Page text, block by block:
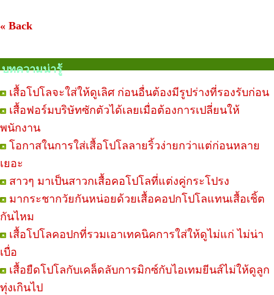
« Back
บทความน่ารู้
เสื้อโปโลจะใส่ให้ดูเลิศ ก่อนอื่นต้องมีรูปร่างที่รองรับก่อน
เสื้อฟอร์มบริษัทซักตัวได้เลยเมื่อต้องการเปลี่ยนให้
พนักงาน
โอกาสในการใส่เสื้อโปโลลายริ้วง่ายกว่าแต่ก่อนหลาย
เยอะ
สาวๆ มาเป็นสาวกเสื้อคอโปโลที่แต่งคู่กระโปรง
มากระชากวัยกันหน่อยด้วยเสื้อคอปกโปโลแทนเสื้อเชิ้ต
กันไหม
เสื้อโปโลคอปกที่รวมเอาเทคนิคการใส่ให้ดูไม่แก่ ไม่น่า
เบื่อ
เสื้อยืดโปโลกับเคล็ดลับการมิกซ์กับไอเทมยีนส์ไม่ให้ดูลูก
ทุ่งเกินไป